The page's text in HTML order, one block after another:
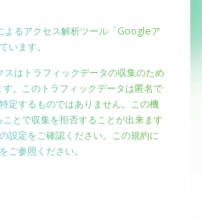
るアクセス解析ツール「Googleア
います。
はトラフィックデータの収集のため
。このトラフィックデータは匿名で
定するものではありません。この機
とで収集を拒否することが出来ます
設定をご確認ください。この規約に
をご参照ください。